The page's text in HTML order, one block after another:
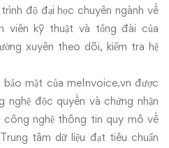
độ đại học chuyên ngành về
viên kỹ thuật và tổng đài của
xuyên theo dõi, kiểm tra hệ
mật của meInvoice.vn được
nghệ độc quyền và chứng nhận
nghệ thông tin quy mô về
tâm dữ liệu đạt tiêu chuẩn